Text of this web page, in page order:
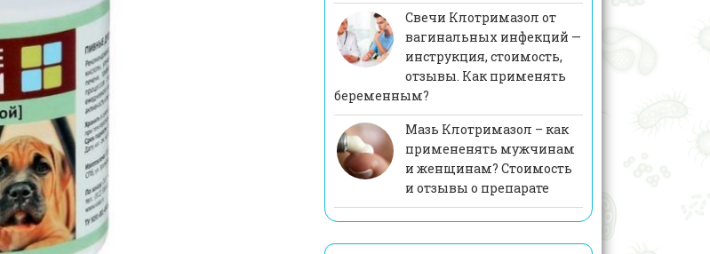
Свечи Клотримазол от
вагинальных инфекций —
инструкция, стоимость,
отзывы. Как применять
беременным?
Мазь Клотримазол – как
примененять мужчинам
и женщинам? Стоимость
и отзывы о препарате